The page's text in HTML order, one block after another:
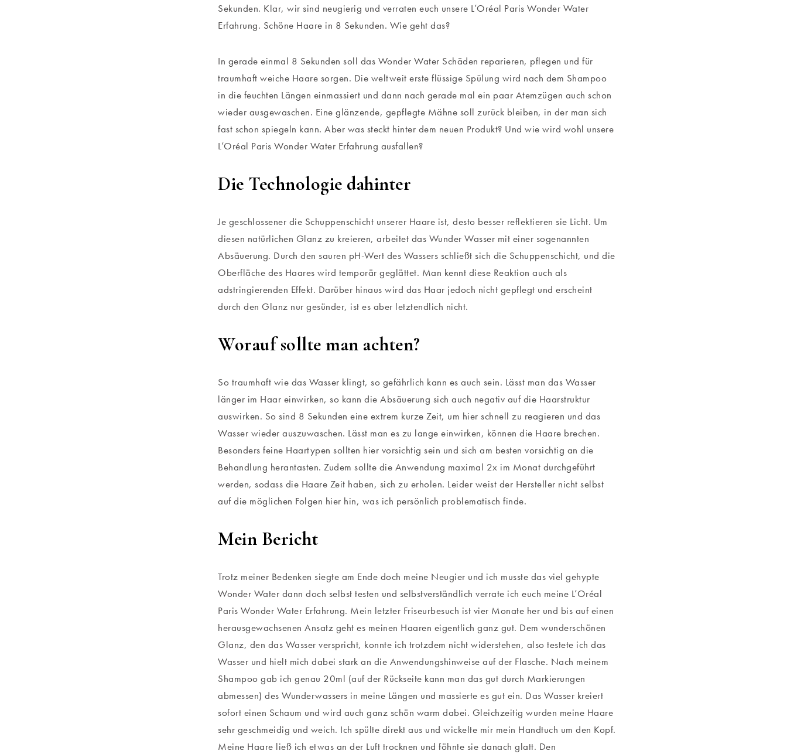
Sekunden. Klar, wir sind neugierig und verraten euch unsere L’Oréal Paris Wonder Water
Erfahrung. Schöne Haare in 8 Sekunden. Wie geht das?
In gerade einmal 8 Sekunden soll das Wonder Water Schäden reparieren, pflegen und für
traumhaft weiche Haare sorgen. Die weltweit erste flüssige Spülung wird nach dem Shampoo
in die feuchten Längen einmassiert und dann nach gerade mal ein paar Atemzügen auch schon
wieder ausgewaschen. Eine glänzende, gepflegte Mähne soll zurück bleiben, in der man sich
fast schon spiegeln kann. Aber was steckt hinter dem neuen Produkt? Und wie wird wohl unsere
L’Oréal Paris Wonder Water Erfahrung ausfallen?
Die Technologie dahinter
Je geschlossener die Schuppenschicht unserer Haare ist, desto besser reflektieren sie Licht. Um
diesen natürlichen Glanz zu kreieren, arbeitet das Wunder Wasser mit einer sogenannten
Absäuerung. Durch den sauren pH-Wert des Wassers schließt sich die Schuppenschicht, und die
Oberfläche des Haares wird temporär geglättet. Man kennt diese Reaktion auch als
adstringierenden Effekt. Darüber hinaus wird das Haar jedoch nicht gepflegt und erscheint
durch den Glanz nur gesünder, ist es aber letztendlich nicht.
Worauf sollte man achten?
So traumhaft wie das Wasser klingt, so gefährlich kann es auch sein. Lässt man das Wasser
länger im Haar einwirken, so kann die Absäuerung sich auch negativ auf die Haarstruktur
auswirken. So sind 8 Sekunden eine extrem kurze Zeit, um hier schnell zu reagieren und das
Wasser wieder auszuwaschen. Lässt man es zu lange einwirken, können die Haare brechen.
Besonders feine Haartypen sollten hier vorsichtig sein und sich am besten vorsichtig an die
Behandlung herantasten. Zudem sollte die Anwendung maximal 2x im Monat durchgeführt
werden, sodass die Haare Zeit haben, sich zu erholen. Leider weist der Hersteller nicht selbst
auf die möglichen Folgen hier hin, was ich persönlich problematisch finde.
Mein Bericht
Trotz meiner Bedenken siegte am Ende doch meine Neugier und ich musste das viel gehypte
Wonder Water dann doch selbst testen und selbstverständlich verrate ich euch meine L’Oréal
Paris Wonder Water Erfahrung. Mein letzter Friseurbesuch ist vier Monate her und bis auf einen
herausgewachsenen Ansatz geht es meinen Haaren eigentlich ganz gut. Dem wunderschönen
Glanz, den das Wasser verspricht, konnte ich trotzdem nicht widerstehen, also testete ich das
Wasser und hielt mich dabei stark an die Anwendungshinweise auf der Flasche. Nach meinem
Shampoo gab ich genau 20ml (auf der Rückseite kann man das gut durch Markierungen
abmessen) des Wunderwassers in meine Längen und massierte es gut ein. Das Wasser kreiert
sofort einen Schaum und wird auch ganz schön warm dabei. Gleichzeitig wurden meine Haare
sehr geschmeidig und weich. Ich spülte direkt aus und wickelte mir mein Handtuch um den Kopf.
Meine Haare ließ ich etwas an der Luft trocknen und föhnte sie danach glatt. Den